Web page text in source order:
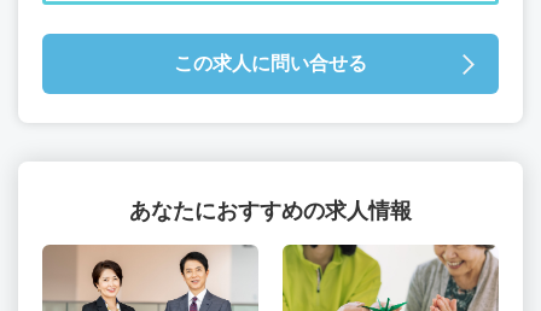
この求人に問い合せる
あなたにおすすめの求人情報